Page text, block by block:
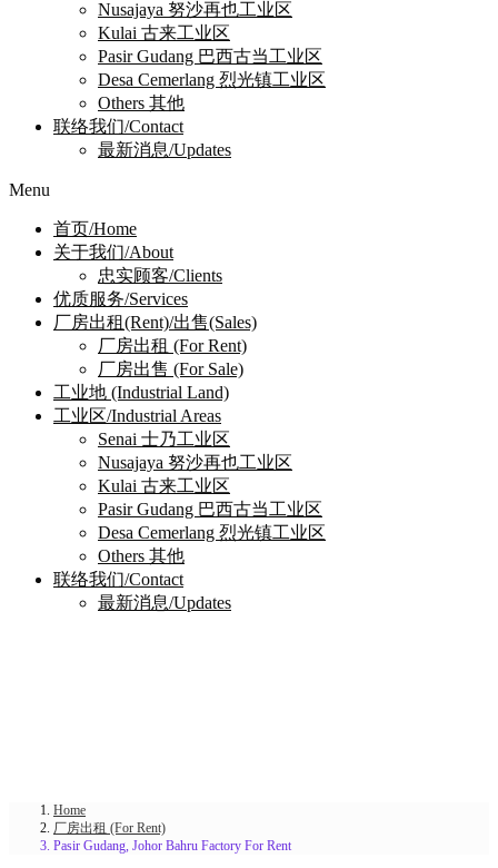
Nusajaya 努沙再也工业区
Kulai 古来工业区
Pasir Gudang 巴西古当工业区
Desa Cemerlang 烈光镇工业区
Others 其他
联络我们/Contact
最新消息/Updates
Menu
首页/Home
关于我们/About
忠实顾客/Clients
优质服务/Services
厂房出租(Rent)/出售(Sales)
厂房出租 (For Rent)
厂房出售 (For Sale)
工业地 (Industrial Land)
工业区/Industrial Areas
Senai 士乃工业区
Nusajaya 努沙再也工业区
Kulai 古来工业区
Pasir Gudang 巴西古当工业区
Desa Cemerlang 烈光镇工业区
Others 其他
联络我们/Contact
最新消息/Updates
Home
厂房出租 (For Rent)
Pasir Gudang, Johor Bahru Factory For Rent